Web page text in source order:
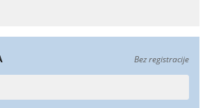
Bez registracije